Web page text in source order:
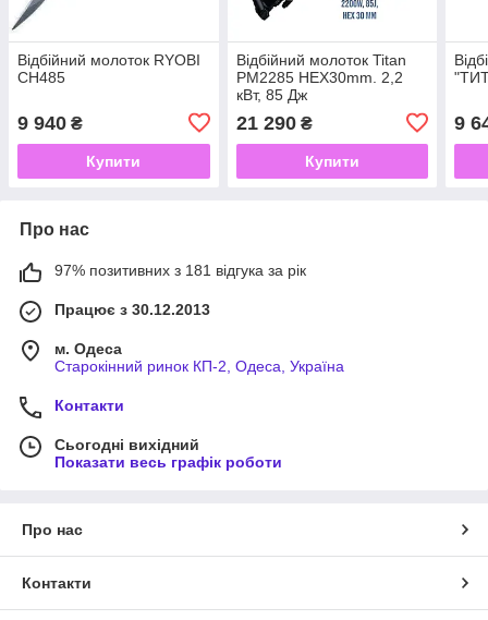
Відбійний молоток RYOBI
CH485
9 940 ₴
Купити
Відбійний молоток Titan
PM2285 HEX30mm. 2,2
кВт, 85 Дж
21 290₴
Купити
9
Про нас
97% позитивних з 181 відгука за рік
Працює з 30.12.2013
м. Одеса
Старокінний ринок КП-2, Одеса, Україна
Контакти
Сьогодні вихідний
Показати весь графік роботи
Про нас
Контакти